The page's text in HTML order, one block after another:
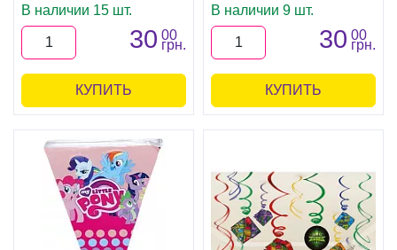
В наличии 15 шт.
30 00
грн.
КУПИТЬ
В наличии 9 шт.
30 00
грн.
КУПИТЬ